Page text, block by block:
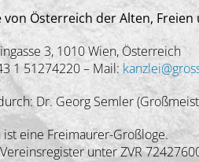
von Österreich der Alten,
3, 1010 Wien, Österreich
1 51274220 – Mail:
Dr. Georg Semler
ist eine Freimaurer-Großloge.
unter ZVR